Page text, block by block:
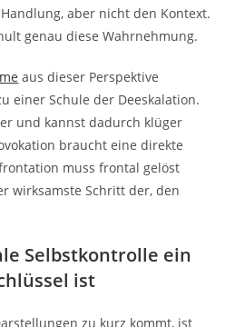
aber nicht den Kontext.
genau diese Wahrnehmung.
aus dieser Perspektive
einer Schule der Deeskalation.
und kannst dadurch klüger
braucht eine direkte
muss frontal gelöst
wirksamste Schritt der, den
Selbstkontrolle ein
ist
zu kurz kommt, ist